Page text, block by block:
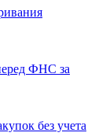
ФНС за
без учета